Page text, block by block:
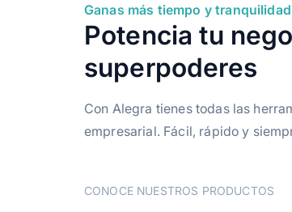
Reporte ventas
Portal Cliente
Editar notificaciones de
vencimientos
Ganas más tiempo y tranquilidad
Potencia tu
superpoderes
Con Alegra tienes todas las
empresarial. Fácil, rápido y
CONOCE NUESTROS PRODUCTOS